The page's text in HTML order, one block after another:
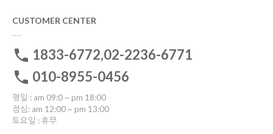
CUSTOMER CENTER
1833-6772,02-2236-6771
010-8955-0456
평일 : am 09:0 ~ pm 18:00
점심: am 12:00 ~ pm 13:00
토요일 : 휴무